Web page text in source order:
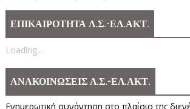
ΕΠΙΚΑΙΡΟΤΗΤΑ Λ.Σ.-ΕΛ.ΑΚΤ.
Loading...
ΑΝΑΚΟΙΝΩΣΕΙΣ Λ.Σ.-ΕΛ.ΑΚΤ.
Ενημερωτική συνάντηση στο πλαίσιο της